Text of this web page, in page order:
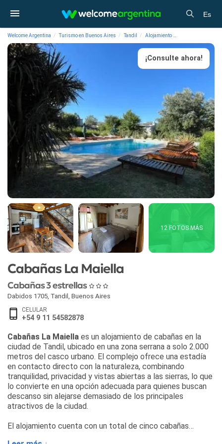
Es
Welcome Argentina Turismo en Buenos Aires Tandil Alojamiento
¡Consulte ahora!
12 FOTOS MÁS
Cabañas La Maiella
Cabañas 3 estrellas
Dabidos 1705 Tandil Buenos Aires
CELULAR
+54 9 11 54582878
Cabañas La Maiella es un alojamiento de cabañas en la
ciudad de Tandil, ubicado en una zona serrana a solo 2.000
metros del casco urbano. El complejo ofrece una estadía
en contacto directo con la naturaleza, combinando
tranquilidad, privacidad y vistas abiertas a las sierras, lo que
lo convierte en una opción adecuada para quienes buscan
descanso sin alejarse demasiado de los principales
atractivos de la ciudad.
El alojamiento cuenta con un total de cinco cabañas